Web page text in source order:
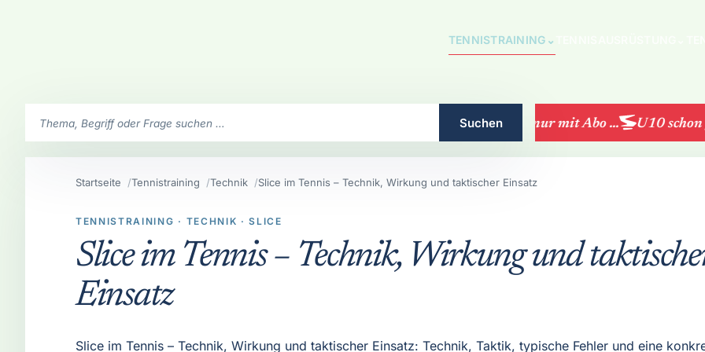
TENNISTRAINING ⌄
Suchen
LK-Turniere nur mit Abo ... U10 schon
Startseite Tennistraining Technik Slice im Tennis – Technik, Wirkung und taktischer Einsatz
TENNISTRAINING · TECHNIK · SLICE
Slice im Tennis – Technik, Wirkung und
Einsatz
Slice im Tennis – Technik, Wirkung und taktischer Einsatz: Technik, Taktik, typische Fehler und eine